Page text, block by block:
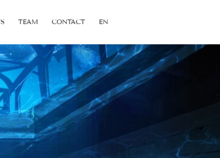
TEAM CONTACT EN